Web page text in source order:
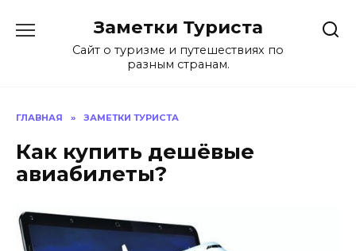
содержанию
Заметки Туриста
Сайт о туризме и путешествиях по
разным странам.
ГЛАВНАЯ » ЗАМЕТКИ ТУРИСТА
Как купить дешёвые
авиабилеты?